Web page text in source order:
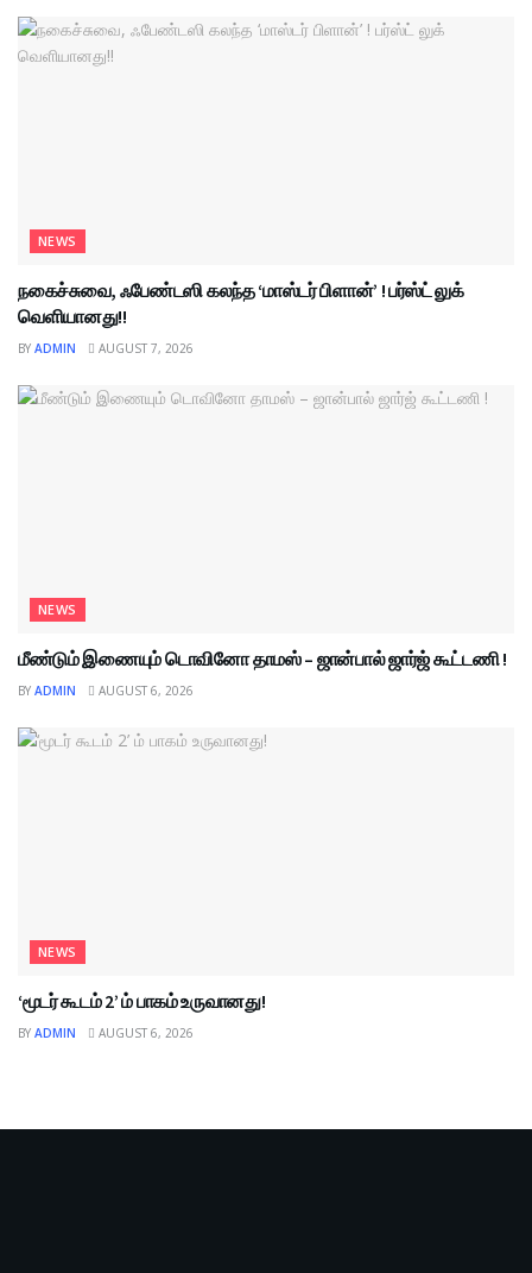
NEWS
நகைச்சுவை, ஃபேண்டஸி கலந்த ‘மாஸ்டர் பிளான்’ ! பர்ஸ்ட் லுக்
வெளியானது!!
BY ADMIN AUGUST 7, 2026
NEWS
மீண்டும் இணையும் டொவினோ தாமஸ் – ஜான்பால் ஜார்ஜ் கூட்டணி !
BY ADMIN AUGUST 6, 2026
NEWS
‘மூடர் கூடம் 2’ ம் பாகம் உருவானது!
BY ADMIN AUGUST 6, 2026